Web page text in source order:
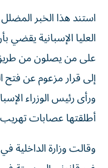
استند هذا الخبر
العليا الإسبانية يقضي
على من يصلون من
إلى قرار مزعوم عن فتح
ورأى رئيس الوزراء
أطلقتها عصابات